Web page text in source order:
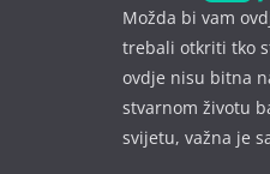
Možda bi vam
trebali otkriti tko
ovdje nisu bitna
stvarnom životu
svijetu, važna je